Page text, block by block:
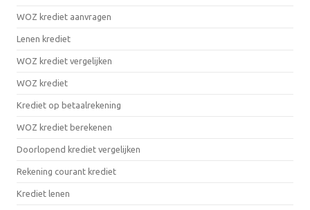
WOZ krediet aanvragen
Lenen krediet
WOZ krediet vergelijken
WOZ krediet
Krediet op betaalrekening
WOZ krediet berekenen
Doorlopend krediet vergelijken
Rekening courant krediet
Krediet lenen